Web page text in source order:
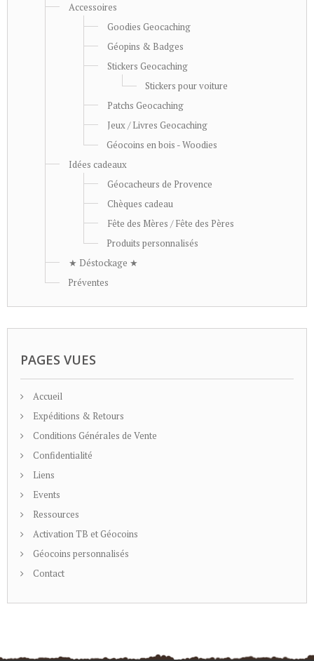
Accessoires
Goodies Geocaching
Géopins & Badges
Stickers Geocaching
Stickers pour voiture
Patchs Geocaching
Jeux / Livres Geocaching
Géocoins en bois - Woodies
Idées cadeaux
Géocacheurs de Provence
Chèques cadeau
Fête des Mères / Fête des Pères
Produits personnalisés
★ Déstockage ★
Préventes
PAGES VUES
Accueil
Expéditions & Retours
Conditions Générales de Vente
Confidentialité
Liens
Events
Ressources
Activation TB et Géocoins
Géocoins personnalisés
Contact